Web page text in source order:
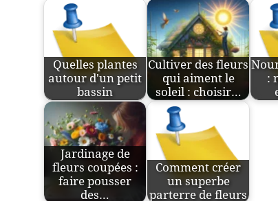
Quelles plantes
autour d'un petit
bassin
Cultiver des fleurs
qui aiment le
soleil : choisir…
:
Jardinage de
fleurs coupées :
faire pousser
des…
Comment créer
un superbe
parterre de fleurs